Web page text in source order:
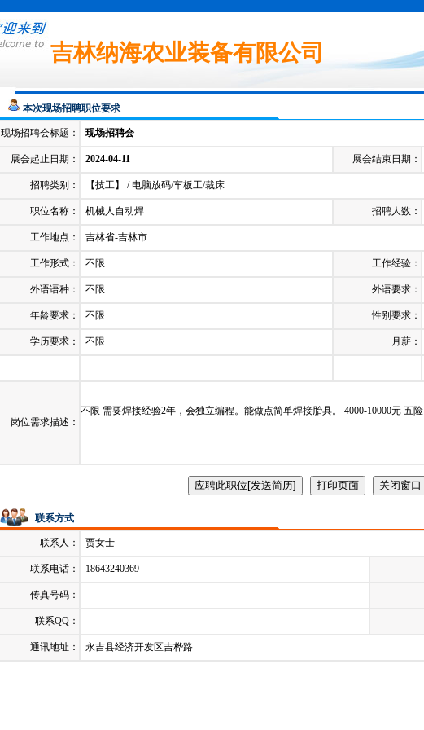
吉林纳海农业装备有限公司
本次现场招聘职位要求
现场招聘会标题： 现场招聘会
展会起止日期： 2024-04-11 展会结束日期：
招聘类别： 【技工】 / 电脑放码/车板工/裁床
职位名称： 机械人自动焊 招聘人数：
工作地点： 吉林省-吉林市
工作形式： 不限 工作经验：
外语语种： 不限 外语要求：
年龄要求： 不限 性别要求：
学历要求： 不限 月薪：
岗位需求描述：
不限 需要焊接经验2年，会独立编程。能做点简单焊接胎具。 4000-10000元 五险
联系方式
联系人： 贾女士
联系电话： 18643240369
传真号码：
联系QQ：
通讯地址： 永吉县经济开发区吉桦路